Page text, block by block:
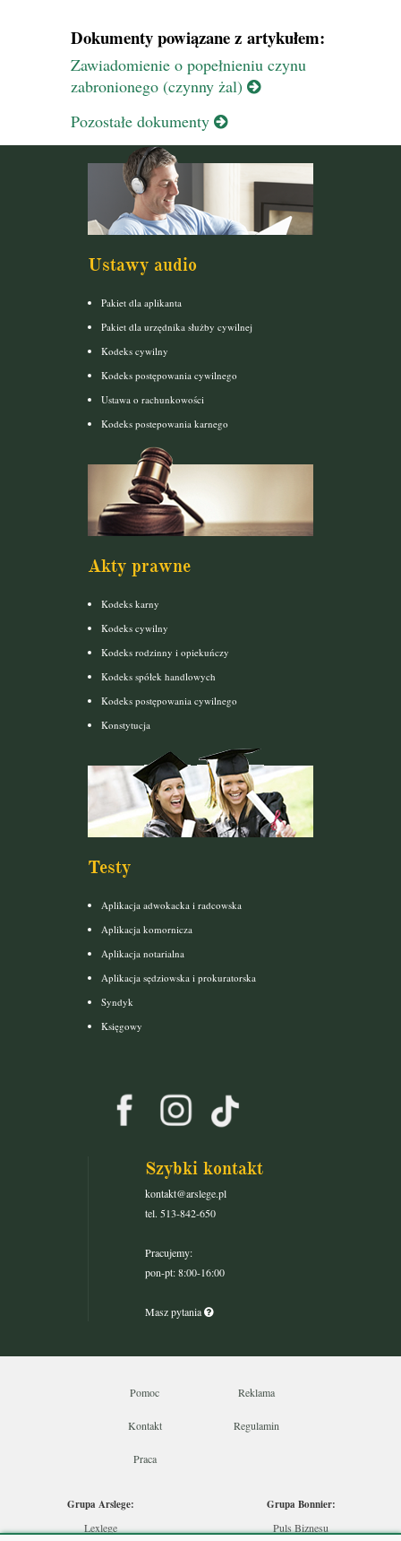
Dokumenty powiązane z artykułem:
Zawiadomienie o popełnieniu czynu
zabronionego (czynny żal)
Pozostałe dokumenty
Ustawy audio
Pakiet dla aplikanta
Pakiet dla urzędnika służby cywilnej
Kodeks cywilny
Kodeks postępowania cywilnego
Ustawa o rachunkowości
Kodeks postepowania karnego
Akty prawne
Kodeks karny
Kodeks cywilny
Kodeks rodzinny i opiekuńczy
Kodeks spółek handlowych
Kodeks postępowania cywilnego
Konstytucja
Testy
Aplikacja adwokacka i radcowska
Aplikacja komornicza
Aplikacja notarialna
Aplikacja sędziowska i prokuratorska
Syndyk
Księgowy
Szybki kontakt
kontakt@arslege.pl
tel. 513-842-650
Pracujemy:
pon-pt: 8:00-16:00
Masz pytania
Pomoc Reklama
Kontakt Regulamin
Praca
Grupa Arslege:
Lexlege
Grupa Bonnier:
Puls Biznesu